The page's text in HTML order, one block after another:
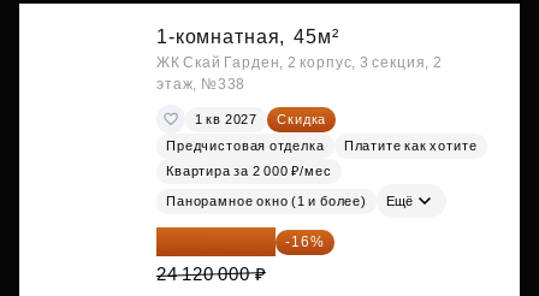
1-комнатная, 45м²
ЖК Скай Гарден, 2 корпус, 3 секция, 2
этаж, №338
1 кв 2027
Скидка
Предчистовая отделка
Платите как хотите
Квартира за 2 000 ₽/мес
Панорамное окно (1 и более) Ещё
20 260 800 ₽ -16%
24 120 000 ₽